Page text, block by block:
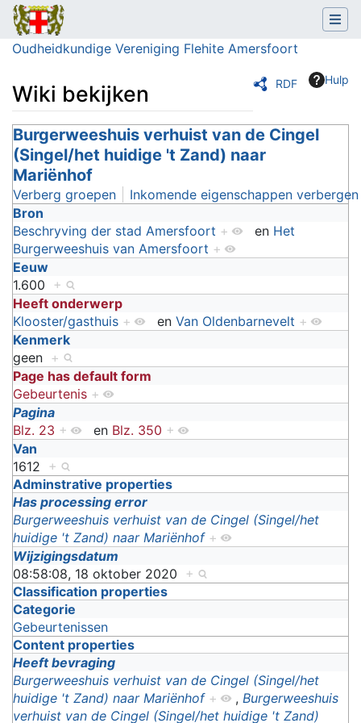
Oudheidkundige Vereniging Flehite Amersfoort
RDF Hulp
Wiki bekijken
Ga naar:navigatie,zoeken
Burgerweeshuis verhuist van de Cingel
(Singel/het huidige 't Zand) naar
Mariënhof
Verberg groepen
Inkomende eigenschappen verbergen
Bron
Beschryving der stad Amersfoort + en Het
Burgerweeshuis van Amersfoort +
Eeuw
1.600 +
Heeft onderwerp
Klooster/gasthuis + en Van Oldenbarnevelt +
Kenmerk
geen +
Page has default form
Gebeurtenis +
Pagina
Blz. 23 + en Blz. 350 +
Van
1612 +
Adminstrative properties
Has processing error
Burgerweeshuis verhuist van de Cingel (Singel/het
huidige 't Zand) naar Mariënhof +
Wijzigingsdatum
08:58:08, 18 oktober 2020 +
Classification properties
Categorie
Gebeurtenissen
Content properties
Heeft bevraging
Burgerweeshuis verhuist van de Cingel (Singel/het
huidige 't Zand) naar Mariënhof + , Burgerweeshuis
verhuist van de Cingel (Singel/het huidige 't Zand)